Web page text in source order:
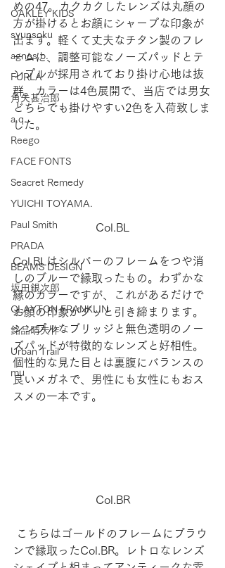
OAKLEY KIDS
syunsoku
agnes b.
FURLA
角矢甚治郎
a.q.
Reego
FACE FONTS
Seacret Remedy
YUICHI TOYAMA.
Paul Smith
PRADA
BEAMS DESIGN
坂田銀次郎
CLAYTON FRANKLIN
銘品晴夫作
Urban Trail
mu
めの47。カクカクしたレンズは丸顔の
方が掛けるとお顔にシャープな印象が
出ます。軽くて丈夫なチタン製のフレ
ームに、調整可能なノーズパッドとテ
ンプルが採用されており掛け心地は抜
群。カラーは4色展開で、当店では男女
どちらでも掛けやすい2色を入荷致しま
した。
Col.BL
Col.BLはシルバーのフレームをつや消
しのブルーで縁取ったもの。わずかな
縁のカラーですが、これがあるだけで
お顔の印象がグッと引き締まります。
シンプルなブリッジと無色透明のノー
ズパッドが特徴的なレンズと好相性。
個性的な見た目とは裏腹にバランスの
良いメガネで、男性にも女性にもおス
スメの一本です。
Col.BR
ンで縁取ったCol.BR。レトロなレンズ